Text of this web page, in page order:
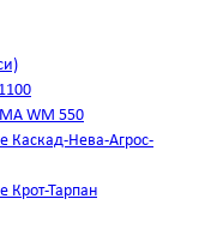
WM 550
Каскад-Нева-Агрос-
Крот-Тарпан